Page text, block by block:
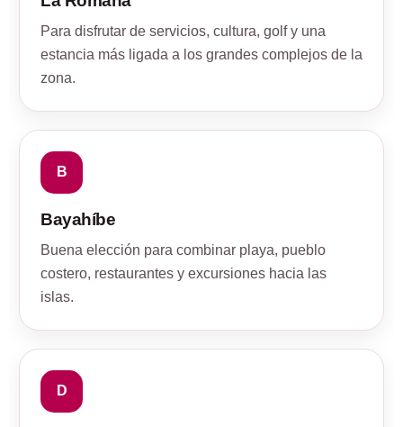
Para disfrutar de servicios, cultura, golf y una
estancia más ligada a los grandes complejos de la
zona.
B
Bayahíbe
Buena elección para combinar playa, pueblo
costero, restaurantes y excursiones hacia las
islas.
D